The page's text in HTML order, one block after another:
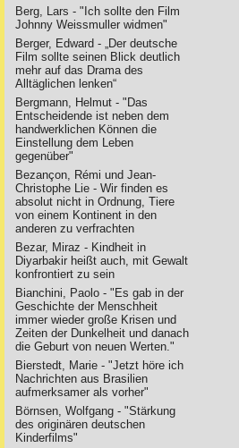
Berg, Lars - "Ich sollte den Film
Johnny Weissmuller widmen"
Berger, Edward - „Der deutsche
Film sollte seinen Blick deutlich
mehr auf das Drama des
Alltäglichen lenken“
Bergmann, Helmut - "Das
Entscheidende ist neben dem
handwerklichen Können die
Einstellung dem Leben
gegenüber"
Bezançon, Rémi und Jean-
Christophe Lie - Wir finden es
absolut nicht in Ordnung, Tiere
von einem Kontinent in den
anderen zu verfrachten
Bezar, Miraz - Kindheit in
Diyarbakir heißt auch, mit Gewalt
konfrontiert zu sein
Bianchini, Paolo - "Es gab in der
Geschichte der Menschheit
immer wieder große Krisen und
Zeiten der Dunkelheit und danach
die Geburt von neuen Werten."
Bierstedt, Marie - "Jetzt höre ich
Nachrichten aus Brasilien
aufmerksamer als vorher"
Börnsen, Wolfgang - "Stärkung
des originären deutschen
Kinderfilms"